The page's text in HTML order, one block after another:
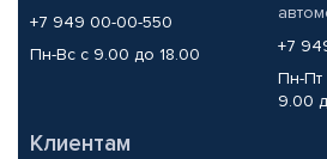
+7 949 00-00-550
Пн-Вс с 9.00 до 18.00
+7
Пн-Пт
9.00
Клиентам